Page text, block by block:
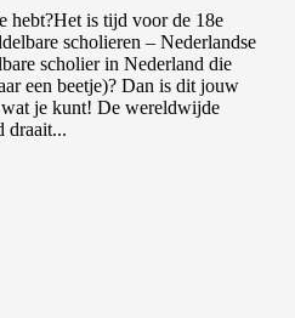
hebt?Het is tijd voor de 18e
scholieren – Nederlandse
scholier in Nederland die
een beetje)? Dan is dit jouw
je kunt! De wereldwijde
draait...